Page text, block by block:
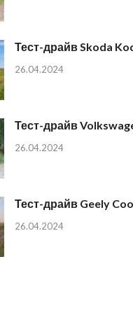
Тест-драйв Skoda
26.04.2024
Тест-драйв
26.04.2024
Тест-драйв Geely
26.04.2024